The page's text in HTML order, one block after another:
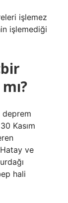
işlemez
işlemediği
deprem
Kasım
ve
hali